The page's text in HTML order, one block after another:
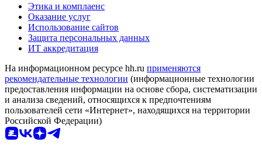
Этика и комплаенс
Оказание услуг
Использование сайтов
Защита персональных данных
ИТ аккредитация
На информационном ресурсе hh.ru применяются
рекомендательные технологии (информационные технологии
предоставления информации на основе сбора, систематизации
и анализа сведений, относящихся к предпочтениям
пользователей сети «Интернет», находящихся на территории
Российской Федерации)